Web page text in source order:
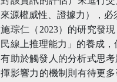
來源權威性、證據力），必
施琮仁（2023）的研究發
民線上推理能力」的養成
有助於觸發人的分析式思考
揮影響力的機制則有待更